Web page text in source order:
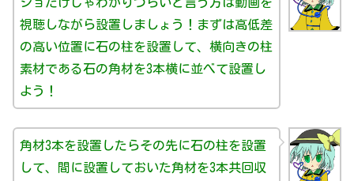
ショだけじゃわかりづらいと言う方は動画を
視聴しながら設置しましょう！まずは高低差
の高い位置に石の柱を設置して、横向きの柱
素材である石の角材を3本横に並べて設置し
よう！
角材3本を設置したらその先に石の柱を設置
して、間に設置しておいた角材を3本共回収